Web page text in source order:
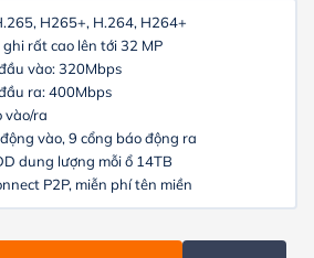
H265+, H.264, H264+
rất cao lên tới 32 MP
vào: 320Mbps
ra: 400Mbps
vào/ra
vào, 9 cổng báo động ra
dung lượng mỗi ổ 14TB
P2P, miễn phí tên miền